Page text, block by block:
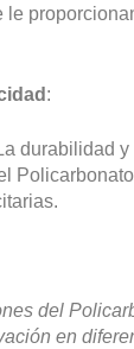
le
:
durabilidad
del
en